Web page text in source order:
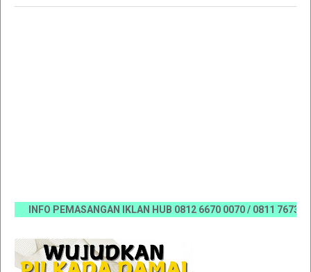
INFO PEMASANGAN IKLAN HUB 0812 6670 0070 / 0811 7673